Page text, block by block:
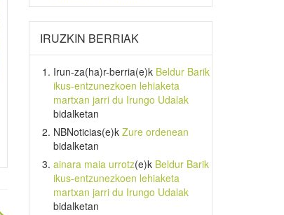
IRUZKIN BERRIAK
Irun-za(ha)r-berria(e)k Beldur Barik
ikus-entzunezkoen lehiaketa
martxan jarri du Irungo Udalak
bidalketan
NBNoticias(e)k Zure ordenean
bidalketan
ainara maia urrotz(e)k Beldur Barik
ikus-entzunezkoen lehiaketa
martxan jarri du Irungo Udalak
bidalketan